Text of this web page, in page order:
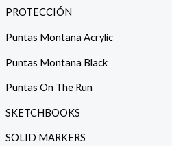
PROTECCIÓN
Puntas Montana Acrylic
Puntas Montana Black
Puntas On The Run
SKETCHBOOKS
SOLID MARKERS